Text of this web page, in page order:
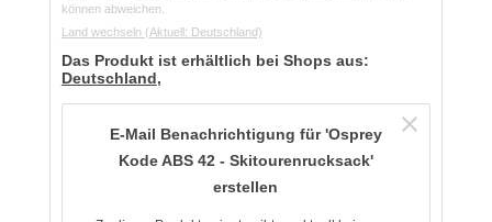
können abweichen.
Land wechseln (Aktuell: Deutschland)
Das Produkt ist erhältlich bei Shops aus:
Deutschland,
E-Mail Benachrichtigung für 'Osprey
Kode ABS 42 - Skitourenrucksack'
erstellen